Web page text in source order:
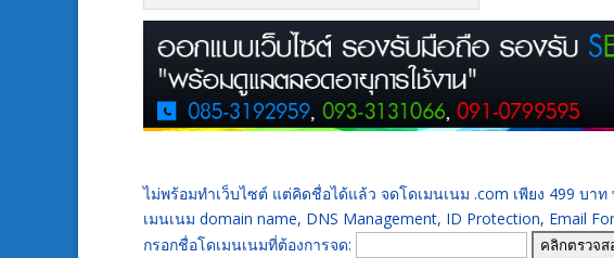
ไม่พร้อมทำเว็บไซต์ แต่คิดชื่อได้แล้ว จดโดเมนเนม .com เพียง 499 บ
เมนเนม domain name, DNS Management, ID Protection, Email
กรอกชื่อโดเมนเนมที่ต้องการจด: